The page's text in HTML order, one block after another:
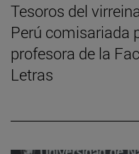
Tesoros del
Perú comisariada
profesora de la
Letras